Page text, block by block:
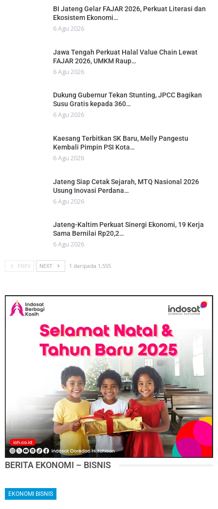
BI Jateng Gelar FAJAR 2026, Perkuat Literasi dan
Ekosistem Ekonomi…
6 Agu 2026
Jawa Tengah Perkuat Halal Value Chain Lewat
FAJAR 2026, UMKM Raup…
6 Agu 2026
Dukung Gubernur Tekan Stunting, JPCC Bagikan
Susu Gratis kepada 360…
6 Agu 2026
Kaesang Terbitkan SK Baru, Melly Pangestu
Kembali Pimpin PSI Kota…
6 Agu 2026
Jateng Siap Cetak Sejarah, MTQ Nasional 2026
Usung Inovasi Perdana…
6 Agu 2026
Jateng-Kaltim Perkuat Sinergi Ekonomi, 19 Kerja
Sama Bernilai Rp20,2…
6 Agu 2026
PREV NEXT 1 daripada 1,555
BERITA EKONOMI – BISNIS
EKONOMI BISNIS